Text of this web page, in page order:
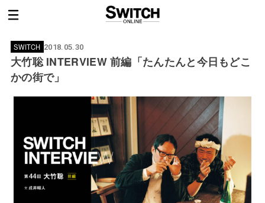
SWITCH 2018.05.30
大竹聡 INTERVIEW 前編「たんたんと今日もどこ
かの街で」